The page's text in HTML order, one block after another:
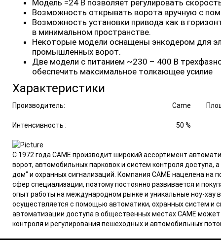
Модель =24 В позволяет регулировать
Возможность открывать ворота вручную с
Возможность установки привода как в
в минимальном пространстве.
Некоторые модели оснащены энкодером для
промышленных ворот.
Две модели с питанием ~230 – 400 В
обеспечить максимальное толкающее усилие
Характеристики
Производитель: Came
Интенсивность : 50 %
С 1972 года CAME производит широкий ассортимент
ворот, автомобильных парковок и систем контроля доступа,
дом" и охранных сигнализаций. Компания CAME нацелена на
сфер специализации, поэтому постоянно развивается и
опыт работы на международном рынке и уникальные ноу-хау
осуществляется с помощью автоматики, охранных систем и
автоматизации доступа в общественных местах CAME
контроля и регулирования пешеходных и автомобильных